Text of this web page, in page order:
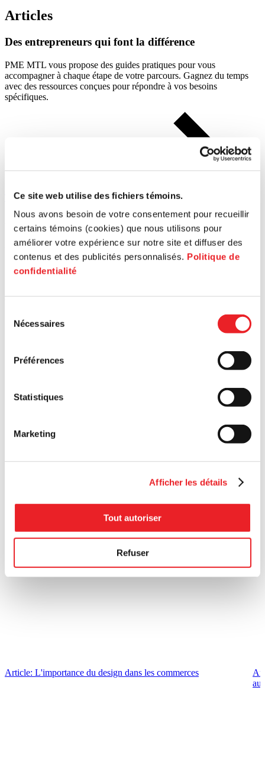
Ce site web utilise des fichiers témoins.
Nous avons besoin de votre consentement pour recueillir
certains témoins (cookies) que nous utilisons pour
améliorer votre expérience sur notre site et diffuser des
contenus et des publicités personnalisés. Politique de
confidentialité
Nécessaires
Préférences
Statistiques
Marketing
Afficher les détails
Tout autoriser
Refuser
Articles
Des entrepreneurs qui font la différence
PME MTL vous propose des guides pratiques pour vous
accompagner à chaque étape de votre parcours. Gagnez du temps
avec des ressources conçues pour répondre à vos besoins
spécifiques.
Tous les articles
Article
L'importance du design dans les commerces
1 sept.
de la Ville de Montréal
Article: L'importance du design dans les commerces
au